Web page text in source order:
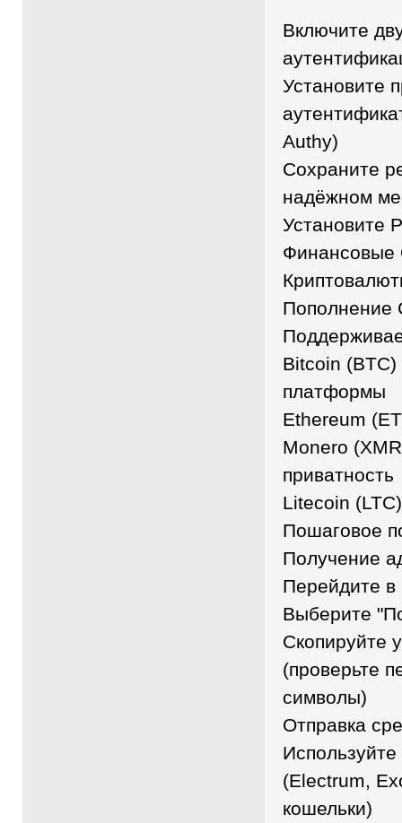
Включите
Установите
Authy)
Сохраните
надёжном
Установите
Финансовые
Пополнение
Bitcoin
платформы
Ethereum
Monero
приватность
Litecoin
Пошаговое
Получение
Перейдите в
Выберите
Скопируйте
(проверьте
символы)
Отправка
(Electrum,
кошельки)